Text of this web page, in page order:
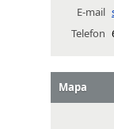
E-mail
Telefon
Mapa